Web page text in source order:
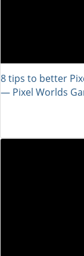
8 tips to better
― Pixel Worlds